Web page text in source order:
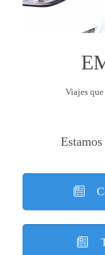
Viajes